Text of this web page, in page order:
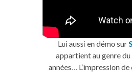
Lui aussi en démo sur
appartient au genre du
années… L’impression